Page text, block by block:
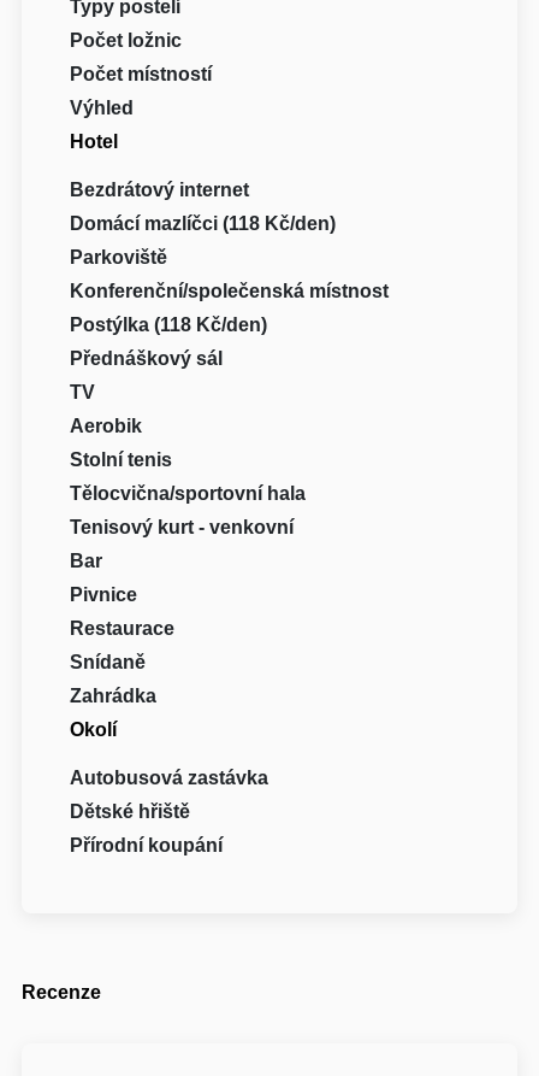
Typy postelí
Počet ložnic
Počet místností
Výhled
Hotel
Bezdrátový internet
Domácí mazlíčci (118 Kč/den)
Parkoviště
Konferenční/společenská místnost
Postýlka (118 Kč/den)
Přednáškový sál
TV
Aerobik
Stolní tenis
Tělocvična/sportovní hala
Tenisový kurt - venkovní
Bar
Pivnice
Restaurace
Snídaně
Zahrádka
Okolí
Autobusová zastávka
Dětské hřiště
Přírodní koupání
Recenze